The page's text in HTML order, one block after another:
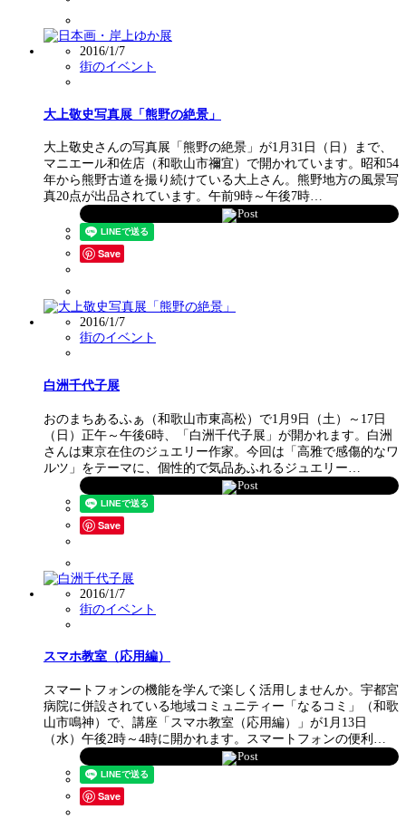
2016/1/7
街のイベント
大上敬史写真展「熊野の絶景」
大上敬史さんの写真展「熊野の絶景」が1月31日（日）まで、
マニエール和佐店（和歌山市禰宜）で開かれています。昭和54
年から熊野古道を撮り続けている大上さん。熊野地方の風景写
真20点が出品されています。午前9時～午後7時…
Post
Save
2016/1/7
街のイベント
白洲千代子展
おのまちあるふぁ（和歌山市東高松）で1月9日（土）～17日
（日）正午～午後6時、「白洲千代子展」が開かれます。白洲
さんは東京在住のジュエリー作家。今回は「高雅で感傷的なワ
ルツ」をテーマに、個性的で気品あふれるジュエリー…
Post
Save
2016/1/7
街のイベント
スマホ教室（応用編）
スマートフォンの機能を学んで楽しく活用しませんか。宇都宮
病院に併設されている地域コミュニティー「なるコミ」（和歌
山市鳴神）で、講座「スマホ教室（応用編）」が1月13日
（水）午後2時～4時に開かれます。スマートフォンの便利…
Post
Save